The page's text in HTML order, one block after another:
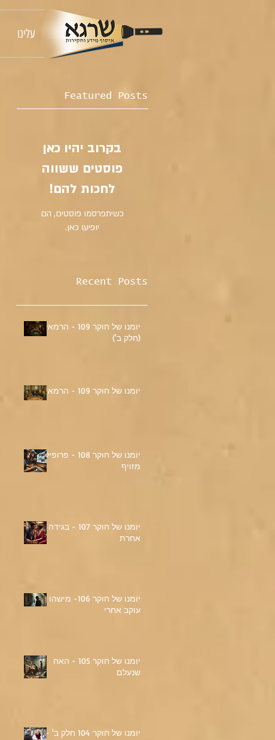
עלינו
Featured Posts
בקרוב יהיו כאן
פוסטים ששווה
לחכות להם!
כשיתפרסמו פוסטים, הם
יופיעו כאן.
Recent Posts
יומנו של חוקר 109 - הרמאי
(חלק ב')
יומנו של חוקר 109 - הרמאי
יומנו של חוקר 108 - פרופיל
מזויף
יומנו של חוקר 107 - בגידה
אחרת
יומנו של חוקר 106- מישהו
עוקב אחרי
יומנו של חוקר 105 - האח
שנעלם
יומנו של חוקר 104 חלק ב' -